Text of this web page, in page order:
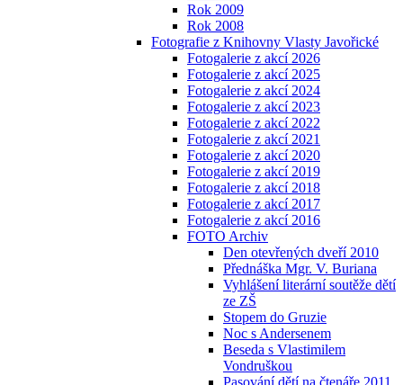
Rok 2009
Rok 2008
Fotografie z Knihovny Vlasty Javořické
Fotogalerie z akcí 2026
Fotogalerie z akcí 2025
Fotogalerie z akcí 2024
Fotogalerie z akcí 2023
Fotogalerie z akcí 2022
Fotogalerie z akcí 2021
Fotogalerie z akcí 2020
Fotogalerie z akcí 2019
Fotogalerie z akcí 2018
Fotogalerie z akcí 2017
Fotogalerie z akcí 2016
FOTO Archiv
Den otevřených dveří 2010
Přednáška Mgr. V. Buriana
Vyhlášení literární soutěže dětí
ze ZŠ
Stopem do Gruzie
Noc s Andersenem
Beseda s Vlastimilem
Vondruškou
Pasování dětí na čtenáře 2011